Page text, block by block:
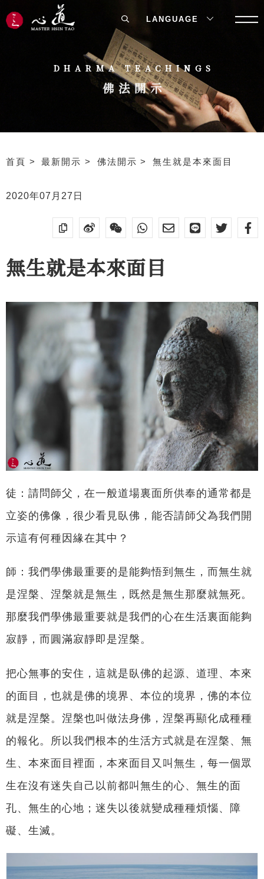
DHARMA TEACHINGS
佛法開示
首頁 最新開示 佛法開示 無生就是本來面目
2020年07月27日
無生就是本來面目
徒：請問師父，在一般道場裏面所供奉的通常都是
立姿的佛像，很少看見臥佛，能否請師父為我們開
示這有何種因緣在其中？
師：我們學佛最重要的是能夠悟到無生，而無生就
是涅槃、涅槃就是無生，既然是無生那麼就無死。
那麼我們學佛最重要就是我們的心在生活裏面能夠
寂靜，而圓滿寂靜即是涅槃。
把心無事的安住，這就是臥佛的起源、道理、本來
的面目，也就是佛的境界、本位的境界，佛的本位
就是涅槃。涅槃也叫做法身佛，涅槃再顯化成種種
的報化。所以我們根本的生活方式就是在涅槃、無
生、本來面目裡面，本來面目又叫無生，每一個眾
生在沒有迷失自己以前都叫無生的心、無生的面
孔、無生的心地；迷失以後就變成種種煩惱、障
礙、生滅。
LANGUAGE